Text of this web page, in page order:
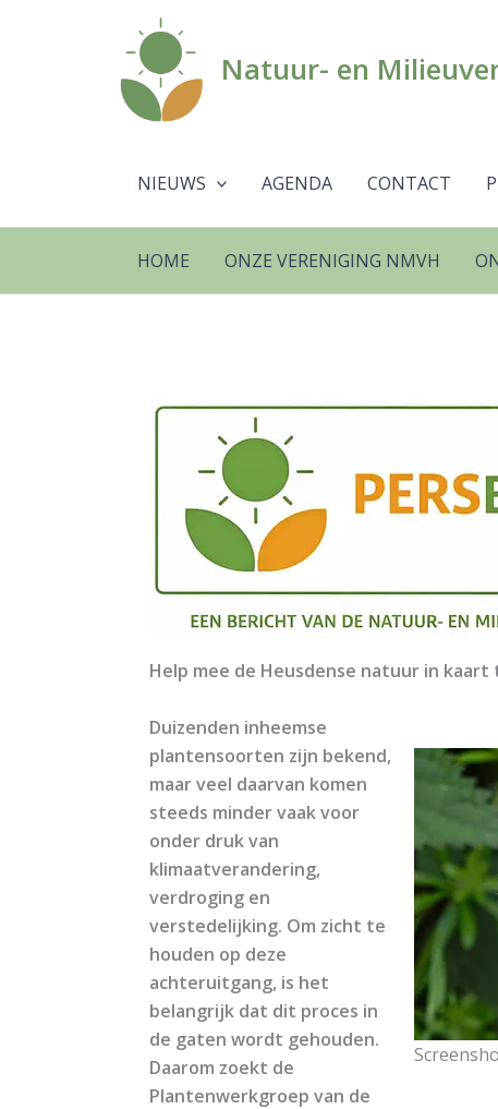
Natuur- en
NIEUWS AGENDA CONTACT
HOME ONZE VERENIGING NMVH
Help mee de Heusdense natuur in kaart
Duizenden inheemse
plantensoorten zijn bekend,
maar veel daarvan komen
steeds minder vaak voor
onder druk van
klimaatverandering,
verdroging en
verstedelijking. Om zicht te
houden op deze
achteruitgang, is het
belangrijk dat dit proces in
de gaten wordt gehouden.
Daarom zoekt de
Plantenwerkgroep van de